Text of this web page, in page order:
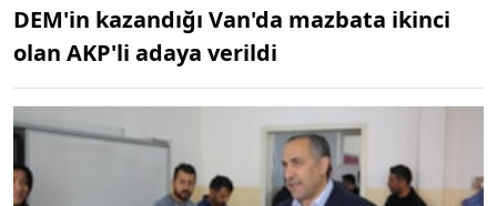
DEM'in kazandığı Van'da mazbata ikinci
olan AKP'li adaya verildi